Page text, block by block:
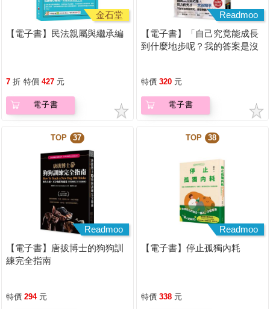
金石堂
【電子書】民法親屬與繼承編
7 折 特價 427 元
電子書
Readmoo
【電子書】「自己究竟能成長
到什麼地步呢？我的答案是沒
特價 320 元
電子書
TOP 37
Readmoo
【電子書】唐拔博士的狗狗訓
練完全指南
特價 294 元
TOP 38
Readmoo
【電子書】停止孤獨內耗
特價 338 元